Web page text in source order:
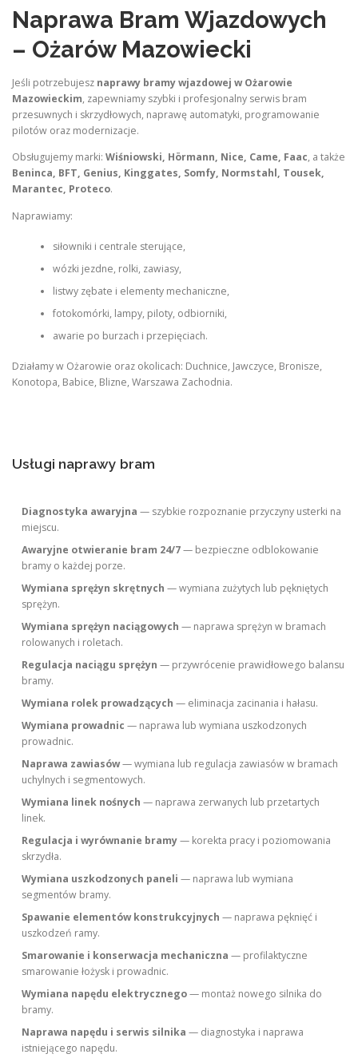
Naprawa Bram Wjazdowych
– Ożarów Mazowiecki
Jeśli potrzebujesz naprawy bramy wjazdowej w Ożarowie
Mazowieckim, zapewniamy szybki i profesjonalny serwis bram
przesuwnych i skrzydłowych, naprawę automatyki, programowanie
pilotów oraz modernizacje.
Obsługujemy marki: Wiśniowski, Hörmann, Nice, Came, Faac, a także
Beninca, BFT, Genius, Kinggates, Somfy, Normstahl, Tousek,
Marantec, Proteco.
Naprawiamy:
siłowniki i centrale sterujące,
wózki jezdne, rolki, zawiasy,
listwy zębate i elementy mechaniczne,
fotokomórki, lampy, piloty, odbiorniki,
awarie po burzach i przepięciach.
Działamy w Ożarowie oraz okolicach: Duchnice, Jawczyce, Bronisze,
Konotopa, Babice, Blizne, Warszawa Zachodnia.
Usługi naprawy bram
Diagnostyka awaryjna — szybkie rozpoznanie przyczyny usterki na
miejscu.
Awaryjne otwieranie bram 24/7— bezpieczne odblokowanie
bramy o każdej porze.
Wymiana sprężyn skrętnych — wymiana zużytych lub pękniętych
sprężyn.
Wymiana sprężyn naciągowych — naprawa sprężyn w bramach
rolowanych i roletach.
Regulacja naciągu sprężyn — przywrócenie prawidłowego balansu
bramy.
Wymiana rolek prowadzących — eliminacja zacinania i hałasu.
Wymiana prowadnic — naprawa lub wymiana uszkodzonych
prowadnic.
Naprawa zawiasów— wymiana lub regulacja zawiasów w bramach
uchylnych i segmentowych.
Wymiana linek nośnych — naprawa zerwanych lub przetartych
linek.
Regulacja i wyrównanie bramy— korekta pracy i poziomowania
skrzydła.
Wymiana uszkodzonych paneli — naprawa lub wymiana
segmentów bramy.
Spawanie elementów konstrukcyjnych — naprawa pęknięć i
uszkodzeń ramy.
Smarowanie i konserwacja mechaniczna — profilaktyczne
smarowanie łożysk i prowadnic.
Wymiana napędu elektrycznego— montaż nowego silnika do
bramy.
Naprawa napędu i serwis silnika — diagnostyka i naprawa
istniejącego napędu.